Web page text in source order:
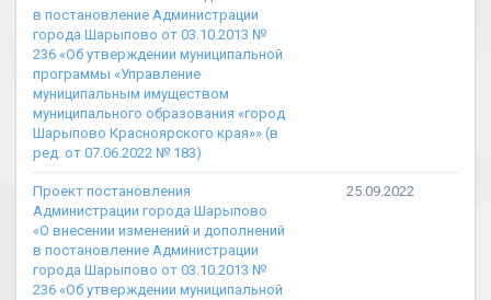
в постановление Администрации
города Шарыпово от 03.10.2013 №
236 «Об утверждении муниципальной
программы «Управление
муниципальным имуществом
муниципального образования «город
Шарыпово Красноярского края»» (в
ред. от 07.06.2022 № 183)
Проект постановления
Администрации города Шарыпово
«О внесении изменений и дополнений
в постановление Администрации
города Шарыпово от 03.10.2013 №
236 «Об утверждении муниципальной
25.09.2022